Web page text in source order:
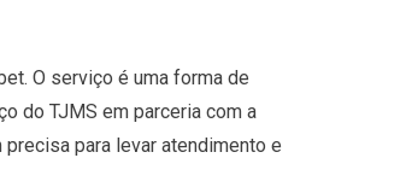
O serviço é uma forma de
do TJMS em parceria com a
para levar atendimento e